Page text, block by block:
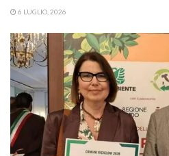
6 LUGLIO, 2026